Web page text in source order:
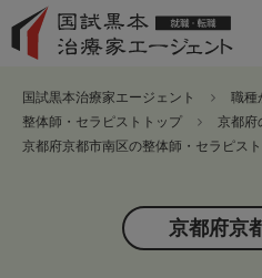
国試黒本治療家エージェント
職種
整体師・セラピストトップ
京都府
京都府京都市南区の整体師・セラピスト
京都府京